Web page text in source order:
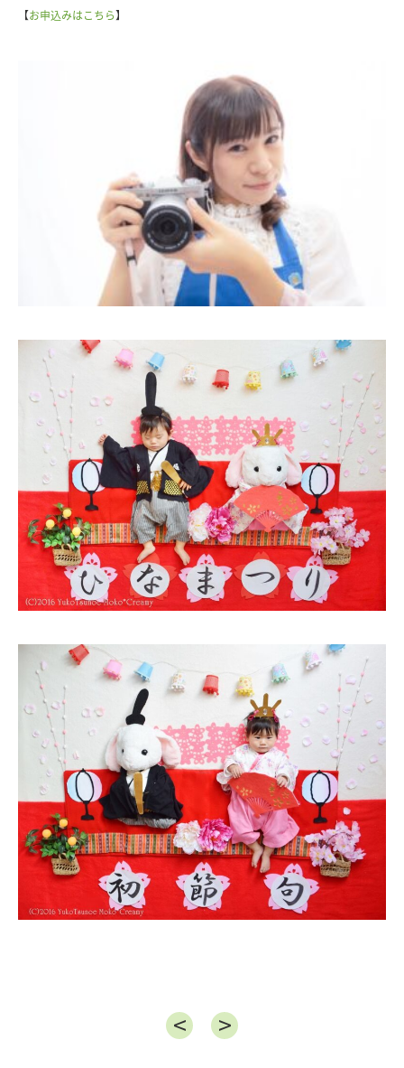
【お申込みはこちら】